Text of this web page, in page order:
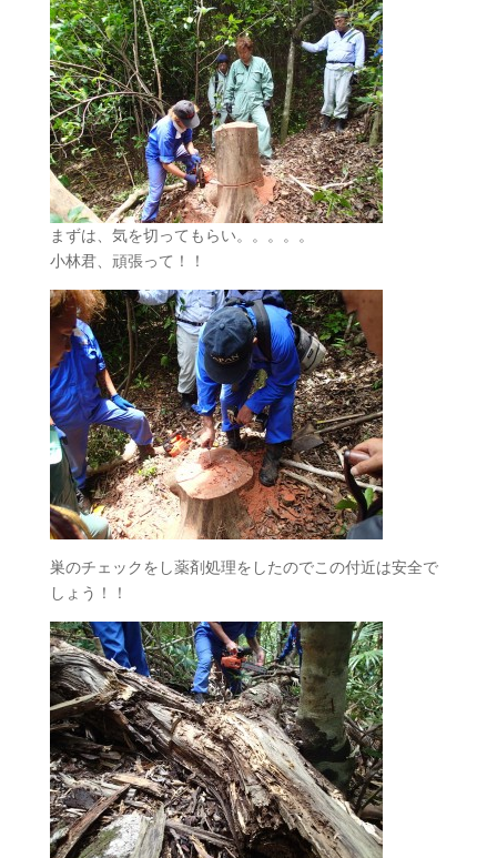
まずは、気を切ってもらい。。。。。
小林君、頑張って！！
巣のチェックをし薬剤処理をしたのでこの付近は安全で
しょう！！